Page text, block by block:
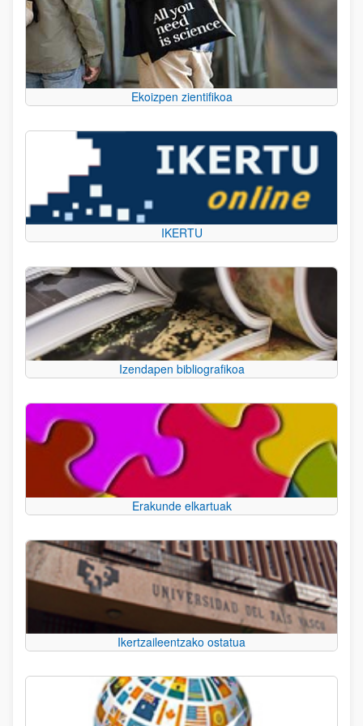
Ekoizpen zientifikoa
IKERTU
Izendapen bibliografikoa
Erakunde elkartuak
Ikertzaileentzako ostatua